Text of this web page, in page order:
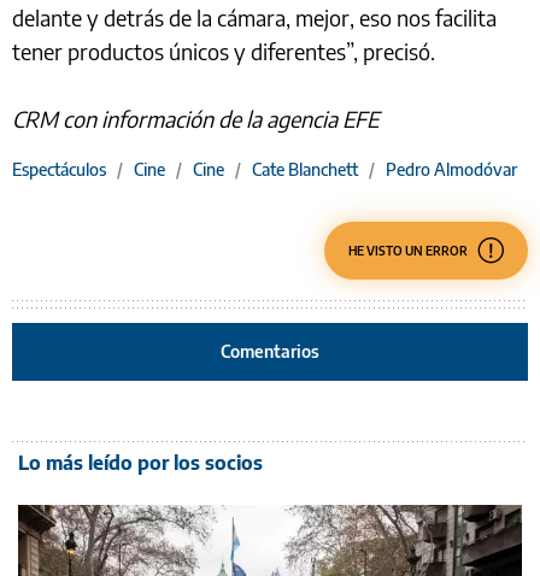
delante y detrás de la cámara, mejor, eso nos facilita
tener productos únicos y diferentes”, precisó.
CRM con información de la agencia EFE
Espectáculos / Cine / Cine / Cate Blanchett / Pedro Almodóvar
HE VISTO UN ERROR
Comentarios
Lo más leído por los socios